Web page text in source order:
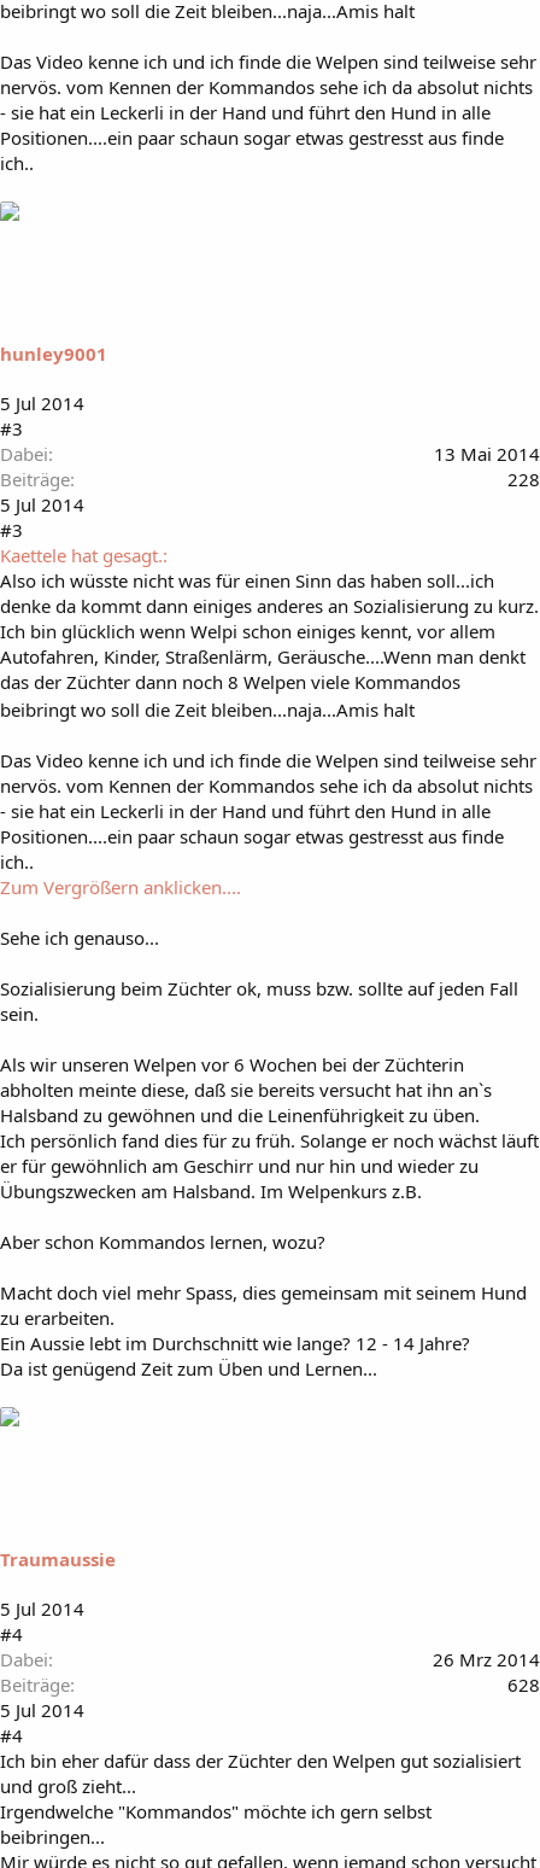
beibringt wo soll die Zeit bleiben...naja...Amis halt
Das Video kenne ich und ich finde die Welpen sind teilweise sehr
nervös. vom Kennen der Kommandos sehe ich da absolut nichts
- sie hat ein Leckerli in der Hand und führt den Hund in alle
Positionen....ein paar schaun sogar etwas gestresst aus finde
ich..
hunley9001
5 Jul 2014
#3
Dabei
13 Mai 2014
Beiträge
228
5 Jul 2014
#3
Kaettele hat gesagt.:
Also ich wüsste nicht was für einen Sinn das haben soll...ich
denke da kommt dann einiges anderes an Sozialisierung zu kurz.
Ich bin glücklich wenn Welpi schon einiges kennt, vor allem
Autofahren, Kinder, Straßenlärm, Geräusche....Wenn man denkt
das der Züchter dann noch 8 Welpen viele Kommandos
beibringt wo soll die Zeit bleiben...naja...Amis halt
Das Video kenne ich und ich finde die Welpen sind teilweise sehr
nervös. vom Kennen der Kommandos sehe ich da absolut nichts
- sie hat ein Leckerli in der Hand und führt den Hund in alle
Positionen....ein paar schaun sogar etwas gestresst aus finde
ich..
Zum Vergrößern anklicken....
Sehe ich genauso...
Sozialisierung beim Züchter ok, muss bzw. sollte auf jeden Fall
sein.
Als wir unseren Welpen vor 6 Wochen bei der Züchterin
abholten meinte diese, daß sie bereits versucht hat ihn an`s
Halsband zu gewöhnen und die Leinenführigkeit zu üben.
Ich persönlich fand dies für zu früh. Solange er noch wächst läuft
er für gewöhnlich am Geschirr und nur hin und wieder zu
Übungszwecken am Halsband. Im Welpenkurs z.B.
Aber schon Kommandos lernen, wozu?
Macht doch viel mehr Spass, dies gemeinsam mit seinem Hund
zu erarbeiten.
Ein Aussie lebt im Durchschnitt wie lange? 12 - 14 Jahre?
Da ist genügend Zeit zum Üben und Lernen...
Traumaussie
5 Jul 2014
#4
Dabei
26 Mrz 2014
Beiträge
628
5 Jul 2014
#4
Ich bin eher dafür dass der Züchter den Welpen gut sozialisiert
und groß zieht...
Irgendwelche "Kommandos" möchte ich gern selbst
beibringen...
Mir würde es nicht so gut gefallen, wenn jemand schon versucht